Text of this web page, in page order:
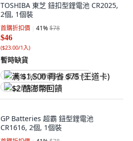
TOSHIBA 東芝 鈕扣型鋰電池 CR2025,
2個, 1個裝
首購折扣價 41%$78
$46
($23.00/1入)
暫時缺貨
满 $1,500 再省 $75 (王道卡)
$2 酷澎幣回饋
GP Batteries 超霸 鈕型鋰電池
CR1616, 2個, 1個裝